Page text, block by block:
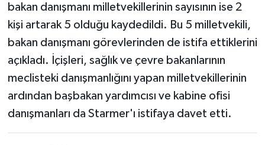
bakan danışmanı milletvekillerinin sayısının ise 2
kişi artarak 5 olduğu kaydedildi. Bu 5 milletvekili,
bakan danışmanı görevlerinden de istifa ettiklerini
açıkladı. İçişleri, sağlık ve çevre bakanlarının
meclisteki danışmanlığını yapan milletvekillerinin
ardından başbakan yardımcısı ve kabine ofisi
danışmanları da Starmer'ı istifaya davet etti.